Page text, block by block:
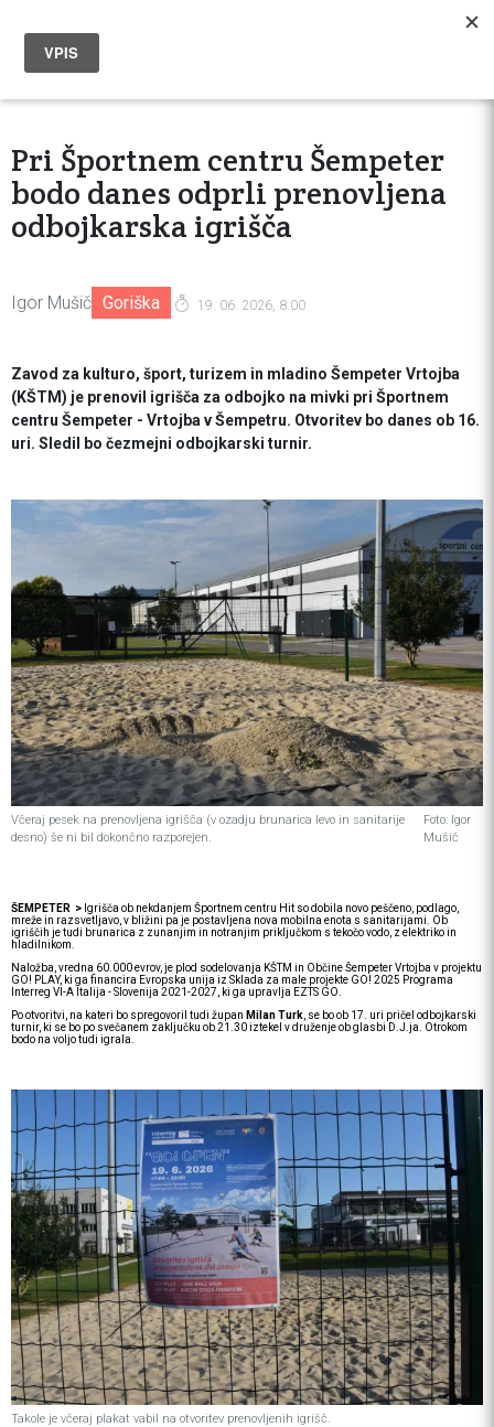
Pri Športnem centru Šempeter
bodo danes odprli prenovljena
odbojkarska igrišča
Igor Mušič Goriška 19. 06. 2026, 8:00
Zavod za kulturo, šport, turizem in mladino Šempeter Vrtojba
(KŠTM) je prenovil igrišča za odbojko na mivki pri Športnem
centru Šempeter - Vrtojba v Šempetru. Otvoritev bo danes ob 16.
uri. Sledil bo čezmejni odbojkarski turnir.
Včeraj pesek na prenovljena igrišča (v ozadju brunarica levo in sanitarije
desno) še ni bil dokončno razporejen.
Foto: Igor
Mušič
ŠEMPETER > Igrišča ob nekdanjem Športnem centru Hit so dobila novo peščeno, podlago,
mreže in razsvetljavo, v bližini pa je postavljena nova mobilna enota s sanitarijami. Ob
igriščih je tudi brunarica z zunanjim in notranjim priključkom s tekočo vodo, z elektriko in
hladilnikom.
Naložba, vredna 60.000 evrov, je plod sodelovanja KŠTM in Občine Šempeter Vrtojba v projektu
GO! PLAY, ki ga financira Evropska unija iz Sklada za male projekte GO! 2025 Programa
Interreg VI-A Italija - Slovenija 2021-2027, ki ga upravlja EZTS GO.
Po otvoritvi, na kateri bo spregovoril tudi župan Milan Turk , se bo ob 17. uri pričel odbojkarski
turnir, ki se bo po svečanem zaključku ob 21.30 iztekel v druženje ob glasbi D.J.ja. Otrokom
bodo na voljo tudi igrala.
Takole je včeraj plakat vabil na otvoritev prenovljenih igrišč.